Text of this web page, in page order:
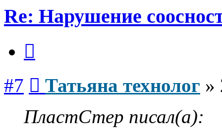
Re: Нарушение
#7 Татьяна технолог »
ПластСтер писал(а):